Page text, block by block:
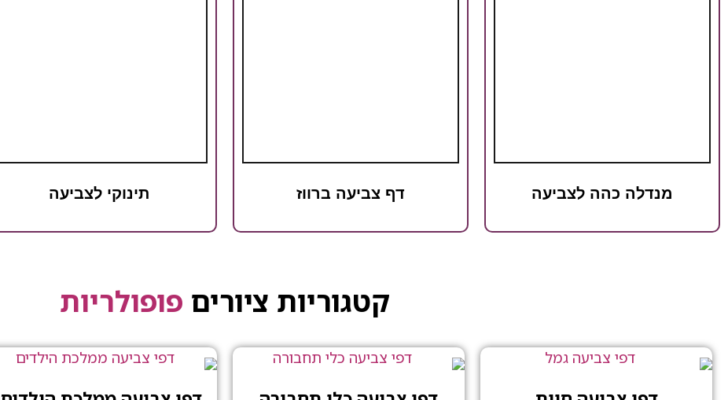
מנדלה כהה לצביעה דף צביעה ברווז תינוקי לצביעה
קטגוריות ציורים פופולריות